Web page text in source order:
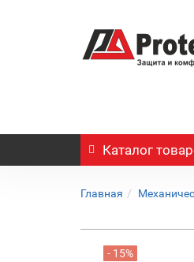
Каталог
Главная
- 15%